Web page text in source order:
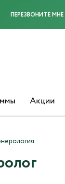
ПЕРЕЗВОНИТЕ МНЕ
Акции